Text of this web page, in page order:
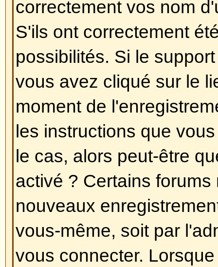
Revenir en haut
Comment puis-je changer
Toutes vos préférences (si vous
stockées dans la base de
pages, mais cela peut ne pas
permettra de changer toutes
Revenir en haut
Les heures ne sont pas
Les heures sont certainement
que vous pouvez voir sont les
un fuseau horaire différent du